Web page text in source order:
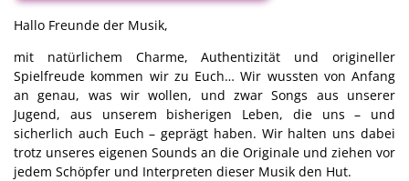
Hallo Freunde der Musik,
mit natürlichem Charme, Authentizität und origineller
Spielfreude kommen wir zu Euch… Wir wussten von Anfang
an genau, was wir wollen, und zwar Songs aus unserer
Jugend, aus unserem bisherigen Leben, die uns – und
sicherlich auch Euch – geprägt haben. Wir halten uns dabei
trotz unseres eigenen Sounds an die Originale und ziehen vor
jedem Schöpfer und Interpreten dieser Musik den Hut.